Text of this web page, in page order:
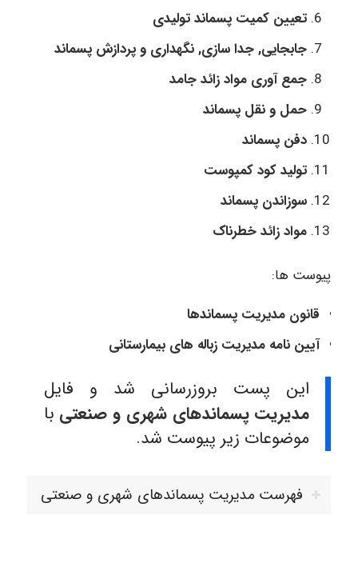
تعیین کمیت پسماند تولیدی
جابجایی, جدا سازی, نگهداری و پردازش پسماند
جمع آوری مواد زائد جامد
حمل و نقل پسماند
دفن پسماند
تولید کود کمپوست
سوزاندن پسماند
مواد زائد خطرناک
پیوست ها:
قانون مدیریت پسماندها
آیین نامه مدیریت زباله های بیمارستانی
این پست بروزرسانی شد و فایل
مدیریت پسماندهای شهری و صنعتی با
موضوعات زیر پیوست شد.
فهرست مدیریت پسماندهای شهری و صنعتی